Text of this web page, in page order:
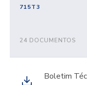
715T3
24 DOCUMENTOS
Boletim